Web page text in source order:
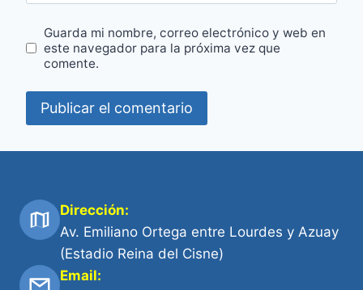
Guarda mi nombre, correo electrónico y web en
este navegador para la próxima vez que
comente.
Dirección:
Av. Emiliano Ortega entre Lourdes y Azuay
(Estadio Reina del Cisne)
Email: